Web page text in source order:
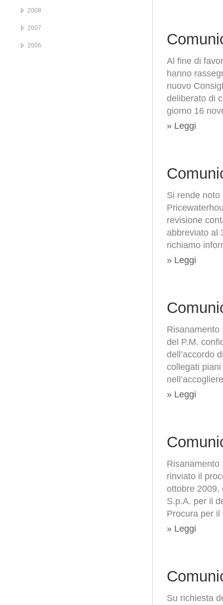
Al fine di
hanno
nuovo
deliberato di
giorno 16
» Leggi
Si rende
revisione
abbreviato al
richiamo
» Leggi
Risanamento
del P.M.
dell’accordo
collegati
» Leggi
Risanamento
rinviato il
ottobre 2009,
S.p.A. per il
Procura per
» Leggi
Su richiesta
2008
2007
2006